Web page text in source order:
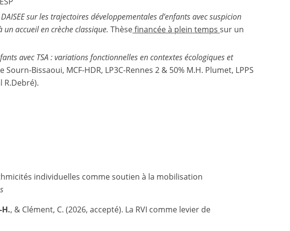
sur les trajectoires développementales d’enfants avec suspicion
accueil en crèche classique. Thèsefinancée à plein temps sur un
avec TSA : variations fonctionnelles en contextes écologiques et
Bissaoui, MCF-HDR, LP3C-Rennes 2 & 50% M.H. Plumet, LPPS
R.Debré).
individuelles comme soutien à la mobilisation
, & Clément, C. (2026, accepté). La RVI comme levier de